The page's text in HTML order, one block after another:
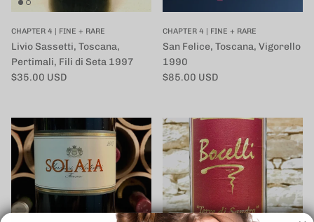
CHAPTER 4 | FINE + RARE
Livio Sassetti, Toscana,
Pertimali, Fili di Seta 1997
定価
$35.00 USD
CHAPTER 4 | FINE + RARE
San Felice, Toscana, Vigorello
1990
定価
$85.00 USD